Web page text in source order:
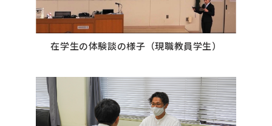
在学生の体験談の様子（現職教員学生）